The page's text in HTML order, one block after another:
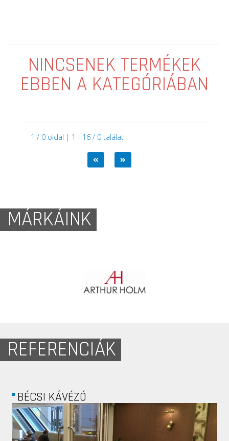
NINCSENEK TERMÉKEK
EBBEN A KATEGÓRIÁBAN
1 / 0 oldal | 1 - 16 / 0 találat
MÁRKÁINK
REFERENCIÁK
MAGÁNHÁZ -...